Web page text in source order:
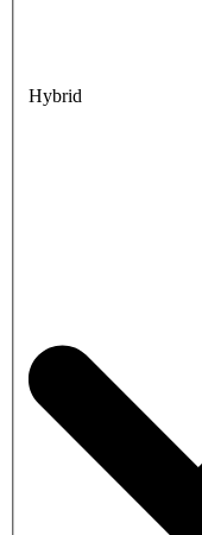
Hybrid